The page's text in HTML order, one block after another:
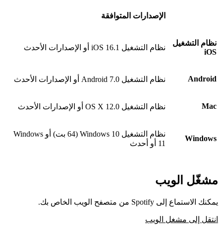
الإصدارات المتوافقة
نظام التشغيل
iOS
نظام التشغيل iOS 16.1 أو الإصدارات الأحدث
Android نظام التشغيل Android 7.0 أو الإصدارات الأحدث
Mac نظام التشغيل OS X 12.0 أو الإصدارات الأحدث
Windows
نظام التشغيل Windows 10 (64 بت) أو Windows
11 أو أحدث
مشغّل الويب
يمكنك الاستماع إلى Spotify من متصفح الويب الخاص بك.
انتقل إلى مشغل الويب